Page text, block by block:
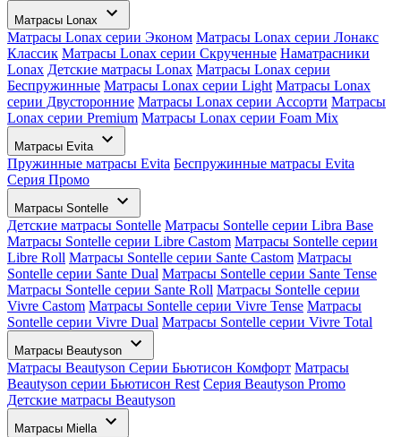
Матрасы Lonax
Матрасы Lonax серии Эконом Матрасы Lonax серии Лонакс
Классик Матрасы Lonax серии Скрученные Наматрасники
Lonax Детские матрасы Lonax Матрасы Lonax серии
Беспружинные Матрасы Lonax серии Light Матрасы Lonax
серии Двусторонние Матрасы Lonax серии Ассорти Матрасы
Lonax серии Premium Матрасы Lonax серии Foam Mix
Матрасы Evita
Пружинные матрасы Evita Беспружинные матрасы Evita
Серия Промо
Матрасы Sontelle
Детские матрасы Sontelle Матрасы Sontelle серии Libra Base
Матрасы Sontelle серии Libre Castom Матрасы Sontelle серии
Libre Roll Матрасы Sontelle серии Sante Castom Матрасы
Sontelle серии Sante Dual Матрасы Sontelle серии Sante Tense
Матрасы Sontelle серии Sante Roll Матрасы Sontelle серии
Vivre Castom Матрасы Sontelle серии Vivre Tense Матрасы
Sontelle серии Vivre Dual Матрасы Sontelle серии Vivre Total
Матрасы Beautyson
Матрасы Beautyson Серии Бьютисон Комфорт Матрасы
Beautyson серии Бьютисон Rest Серия Beautyson Promo
Детские матрасы Beautyson
Матрасы Miella